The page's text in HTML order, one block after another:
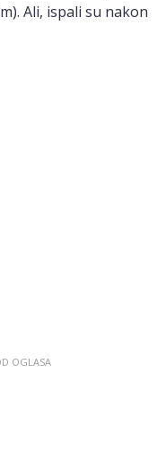
Ali, ispali su nakon